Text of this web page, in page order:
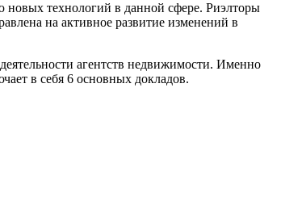
новых технологий в данной сфере. Риэлторы
на активное развитие изменений в
агентств недвижимости. Именно
в себя 6 основных докладов.